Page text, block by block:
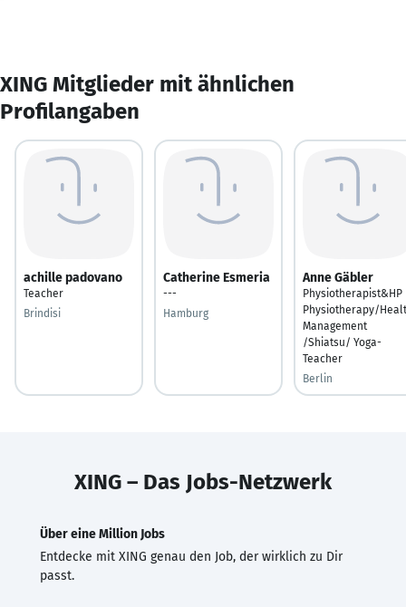
XING Mitglieder mit ähnlichen
Profilangaben
achille padovano
Teacher
Brindisi
Catherine Esmeria
---
Hamburg
Anne Gäbler
Physiotherapist&HP
Physiotherapy/
Management
/Shiatsu/ Yoga-
Teacher
Berlin
XING – Das Jobs-Netzwerk
Über eine Million Jobs
Entdecke mit XING genau den Job, der wirklich zu Dir
passt.